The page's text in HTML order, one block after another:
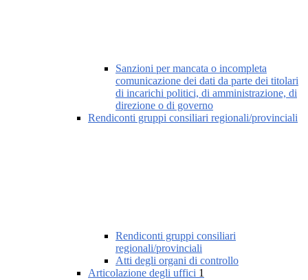
Sanzioni per mancata o incompleta
comunicazione dei dati da parte dei titolari
di incarichi politici, di amministrazione, di
direzione o di governo
Rendiconti gruppi consiliari regionali/provinciali
Rendiconti gruppi consiliari
regionali/provinciali
Atti degli organi di controllo
Articolazione degli uffici 1